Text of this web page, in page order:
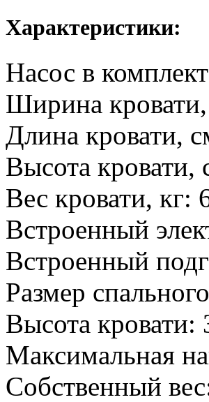
Характеристики:
Насос в
Ширина
Длина кровати,
Высота кровати,
Вес кровати, кг:
Встроенный
Встроенный
Размер
Высота кровати:
Максимальная
Собственный